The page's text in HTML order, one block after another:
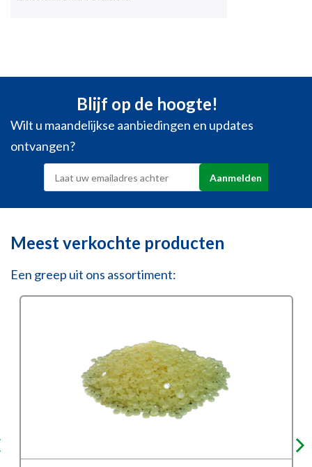
Blijf op de hoogte!
Wilt u maandelijkse aanbiedingen en updates
ontvangen?
Meest verkochte producten
Een greep uit ons assortiment: